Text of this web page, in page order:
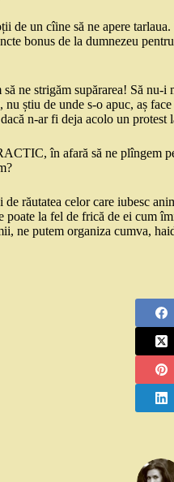
de un cîine să ne apere
bonus de la dumnezeu
ne strigăm supărarea! Să
nu știu de unde s-o apuc, aș
n-ar fi deja acolo un
în afară să ne plîngem
răutatea celor care iubesc
poate la fel de frică de ei cum
ne putem organiza cumva,